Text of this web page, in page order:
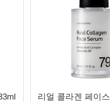
리얼 콜라겐 페이